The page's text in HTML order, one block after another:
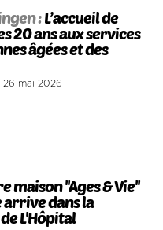
:L’accueil de
20 ans aux services
âgées et des
26 mai 2026
maison ''Ages & Vie''
arrive dans la
L'Hôpital